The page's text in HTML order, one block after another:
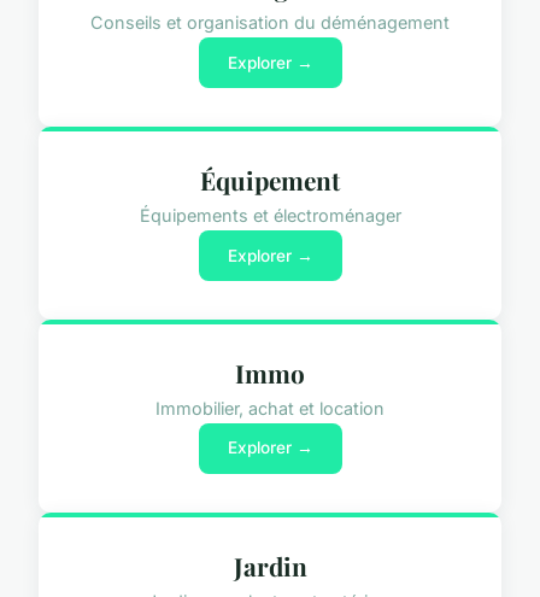
Conseils et organisation du déménagement
Explorer →
Équipement
Équipements et électroménager
Explorer →
Immo
Immobilier, achat et location
Explorer →
Jardin